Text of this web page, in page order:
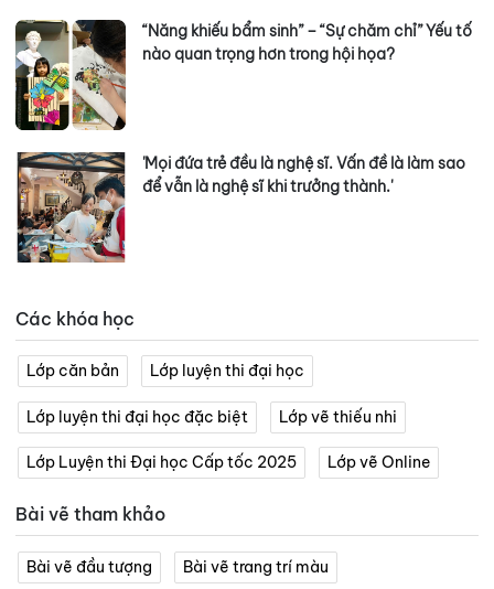
“Năng khiếu bẩm sinh” – “Sự chăm chỉ” Yếu tố
nào quan trọng hơn trong hội họa?
'Mọi đứa trẻ đều là nghệ sĩ. Vấn đề là làm sao
để vẫn là nghệ sĩ khi trưởng thành.'
Các khóa học
Lớp căn bản Lớp luyện thi đại học
Lớp luyện thi đại học đặc biệt Lớp vẽ thiếu nhi
Lớp Luyện thi Đại học Cấp tốc 2025 Lớp vẽ Online
Bài vẽ tham khảo
Bài vẽ đầu tượng Bài vẽ trang trí màu